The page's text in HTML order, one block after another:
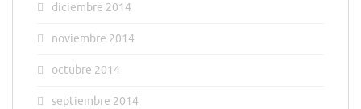
diciembre 2014
noviembre 2014
octubre 2014
septiembre 2014